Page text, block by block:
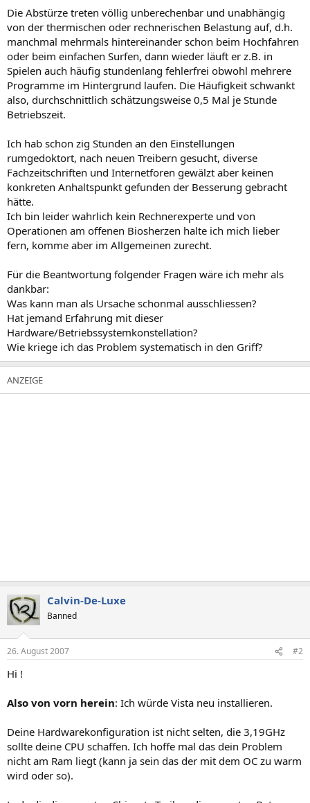
Die Abstürze treten völlig unberechenbar und unabhängig
von der thermischen oder rechnerischen Belastung auf, d.h.
manchmal mehrmals hintereinander schon beim Hochfahren
oder beim einfachen Surfen, dann wieder läuft er z.B. in
Spielen auch häufig stundenlang fehlerfrei obwohl mehrere
Programme im Hintergrund laufen. Die Häufigkeit schwankt
also, durchschnittlich schätzungsweise 0,5 Mal je Stunde
Betriebszeit.
Ich hab schon zig Stunden an den Einstellungen
rumgedoktort, nach neuen Treibern gesucht, diverse
Fachzeitschriften und Internetforen gewälzt aber keinen
konkreten Anhaltspunkt gefunden der Besserung gebracht
hätte.
Ich bin leider wahrlich kein Rechnerexperte und von
Operationen am offenen Biosherzen halte ich mich lieber
fern, komme aber im Allgemeinen zurecht.
Für die Beantwortung folgender Fragen wäre ich mehr als
dankbar:
Was kann man als Ursache schonmal ausschliessen?
Hat jemand Erfahrung mit dieser
Hardware/Betriebssystemkonstellation?
Wie kriege ich das Problem systematisch in den Griff?
Calvin-De-Luxe
Banned
26. August 2007 #2
Hi !
Also von vorn herein: Ich würde Vista neu installieren.
Deine Hardwarekonfiguration ist nicht selten, die 3,19GHz
sollte deine CPU schaffen. Ich hoffe mal das dein Problem
nicht am Ram liegt (kann ja sein das der mit dem OC zu warm
wird oder so).